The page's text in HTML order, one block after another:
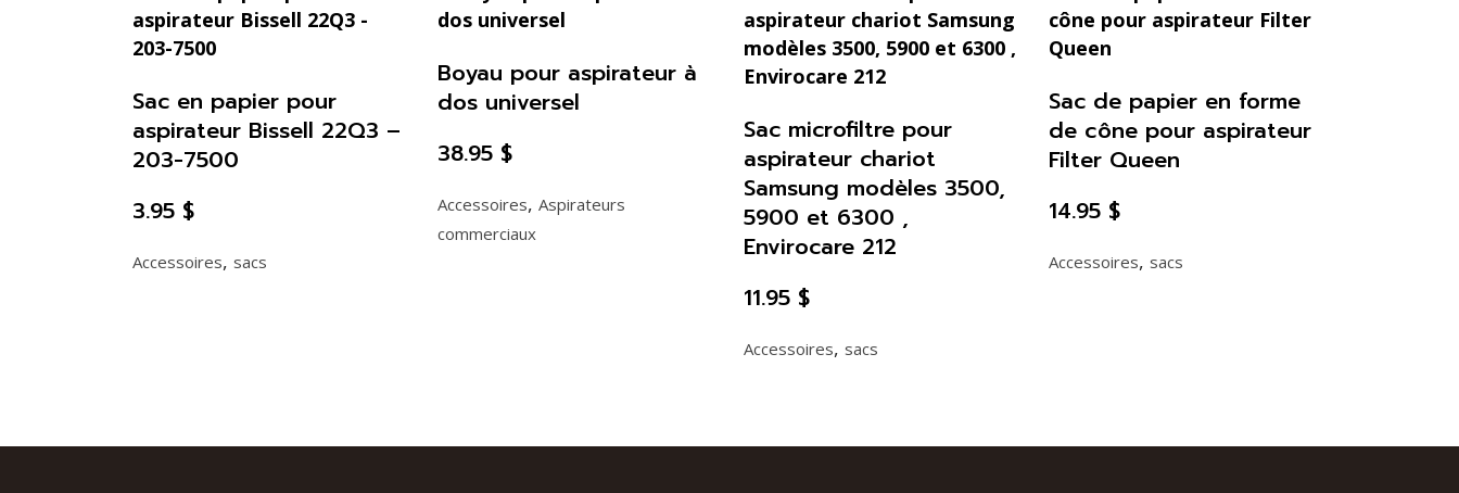
L
(3
gal)
quantity
Accessoires, sacs
Sac en papier pour
aspirateur Bissell 22Q3 –
203-7500
3.95 $ Accessoires,Aspirateurs
commerciaux
Boyau pour aspirateur à
dos universel
38.95 $
Accessoires, sacs
Sac microfiltre pour
aspirateur chariot
Samsung modèles 3500,
5900 et 6300 ,
Envirocare 212
11.95 $
Accessoires, sacs
Sac de papier en forme
de cône pour aspirateur
Filter Queen
14.95 $